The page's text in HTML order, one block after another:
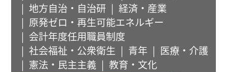
地方自治・自治研
経済・産業
原発ゼロ・再生可能エネルギー
会計年度任用職員制度
社会福祉・公衆衛生
青年
医療・介護
憲法・民主主義
教育・文化